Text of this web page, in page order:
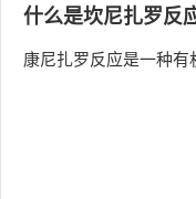
什么是坎尼扎罗反
康尼扎罗反应是一种